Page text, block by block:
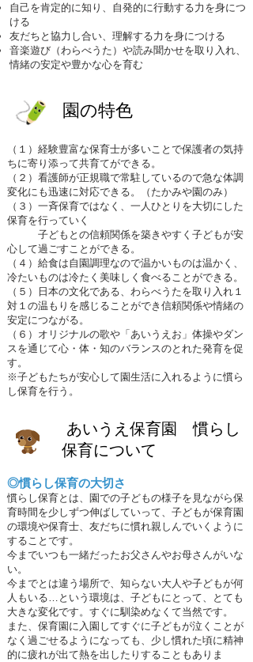
自己を肯定的に知り、自発的に行動する力を身につ
ける
友だちと協力し合い、理解する力を身につける
​音楽遊び（わらべうた）や読み聞かせを取り入れ、
情緒の安定や豊かな心を育む
園の特色
（１）経験豊富な保育士が多いことで保護者の気持
ちに寄り添って共育てができる。
（２）看護師が正規職で常駐しているので急な体調
変化にも迅速に対応できる。（たかみや園のみ）
（３）一斉保育ではなく、一人ひとりを大切にした
保育を行っていく
子どもとの信頼関係を築きやすく子どもが安
心して過ごすことができる。
（４）給食は自園調理なので温かいものは温かく、
冷たいものは冷たく美味しく食べることができる。
（５）日本の文化である、わらべうたを取り入れ１
対１の温もりを感じることができ信頼関係や情緒の
安定につながる。
（６）オリジナルの歌や「あいうえお」体操やダン
スを通じて心・体・知のバランスのとれた発育を促
す。
※​子どもたちが安心して園生活に入れるように慣ら
し保育を行う。
あいうえ保育園 慣らし
保育について
◎慣らし保育の大切さ
慣らし保育とは、園での子どもの様子を見ながら保
育時間を少しずつ伸ばしていって、子どもが保育園
の環境や保育士、友だちに慣れ親しんでいくように
することです。
今までいつも一緒だったお父さんやお母さんがいな
い。
今までとは違う場所で、知らない大人や子どもが何
人もいる…という環境は、子どもにとって、とても
大きな変化です。すぐに馴染めなくて当然です。
また、保育園に入園してすぐに子どもが泣くことが
なく過ごせるようになっても、少し慣れた頃に精神
的に疲れが出て熱を出したりすることもありま